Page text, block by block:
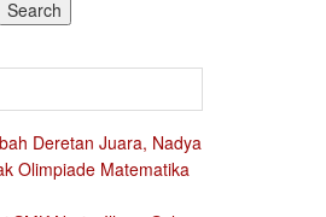
Deretan Juara, Nadya
Olimpiade Matematika